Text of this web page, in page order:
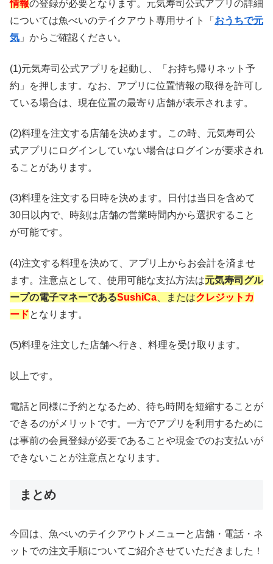
情報の登録が必要となります。元気寿司公式アプリの詳細
については魚べいのテイクアウト専用サイト「 おうちで元
気 」からご確認ください。
(1)元気寿司公式アプリを起動し、「お持ち帰りネット予
約」を押します。なお、アプリに位置情報の取得を許可し
ている場合は、現在位置の最寄り店舗が表示されます。
(2)料理を注文する店舗を決めます。この時、元気寿司公
式アプリにログインしていない場合はログインが要求され
ることがあります。
(3)料理を注文する日時を決めます。日付は当日を含めて
30日以内で、時刻は店舗の営業時間内から選択すること
が可能です。
(4)注文する料理を決めて、アプリ上からお会計を済ませ
ます。注意点として、使用可能な支払方法は元気寿司グル
ープの電子マネーであるSushiCa 、またはクレジットカ
ードとなります。
(5)料理を注文した店舗へ行き、料理を受け取ります。
以上です。
電話と同様に予約となるため、待ち時間を短縮することが
できるのがメリットです。一方でアプリを利用するために
は事前の会員登録が必要であることや現金でのお支払いが
できないことが注意点となります。
まとめ
今回は、魚べいのテイクアウトメニューと店舗・電話・ネ
ットでの注文手順についてご紹介させていただきました！